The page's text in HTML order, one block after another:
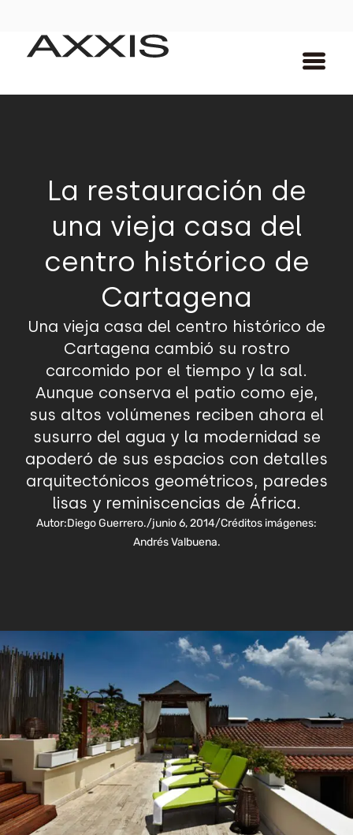
La restauración de
una vieja casa del
centro histórico de
Cartagena
Una vieja casa del centro histórico de
Cartagena cambió su rostro
carcomido por el tiempo y la sal.
Aunque conserva el patio como eje,
sus altos volúmenes reciben ahora el
susurro del agua y la modernidad se
apoderó de sus espacios con detalles
arquitectónicos geométricos, paredes
lisas y reminiscencias de África.
Autor:Diego Guerrero./junio 6, 2014/Créditos imágenes:
Andrés Valbuena.